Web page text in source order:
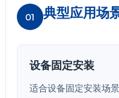
01 典型应用场
设备固定安装
适合设备固定安装场